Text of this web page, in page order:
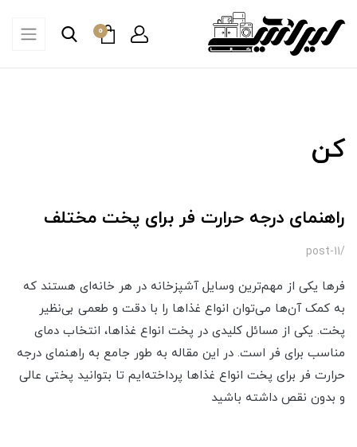
0
کن
راهنمای درجه حرارت فر برای پخت مختلف
/post-11
فرها یکی از مهم‌ترین وسایل آشپزخانه در هر خانه‌ای هستند که
به کمک آن‌ها می‌توان انواع غذاها را با دقت و طعمی بی‌نظیر
پخت. یکی از مسائل کلیدی در پخت انواع غذاها، انتخاب دمای
مناسب برای فر است. در این مقاله به طور جامع به راهنمای درجه
حرارت فر برای پخت انواع غذاها پرداخته‌ایم تا بتوانید پختی عالی
و بدون نقص داشته باشید